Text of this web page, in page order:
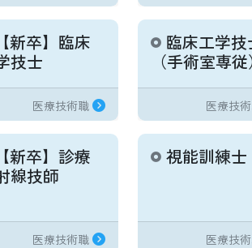
新卒】臨床
技士
医療技術職
臨床工学技
（手術室専従
医療技
新卒】診療
線技師
医療技術職
視能訓練士
医療技